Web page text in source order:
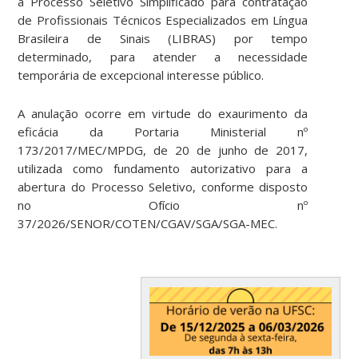
de Profissionais Técnicos Especializados em Língua
Brasileira de Sinais (LIBRAS) por tempo
determinado, para atender a necessidade
temporária de excepcional interesse público.
A anulação ocorre em virtude do exaurimento da
eficácia da Portaria Ministerial nº
173/2017/MEC/MPDG, de 20 de junho de 2017,
utilizada como fundamento autorizativo para a
abertura do Processo Seletivo, conforme disposto
no Ofício nº
37/2026/SENOR/COTEN/CGAV/SGA/SGA-MEC.